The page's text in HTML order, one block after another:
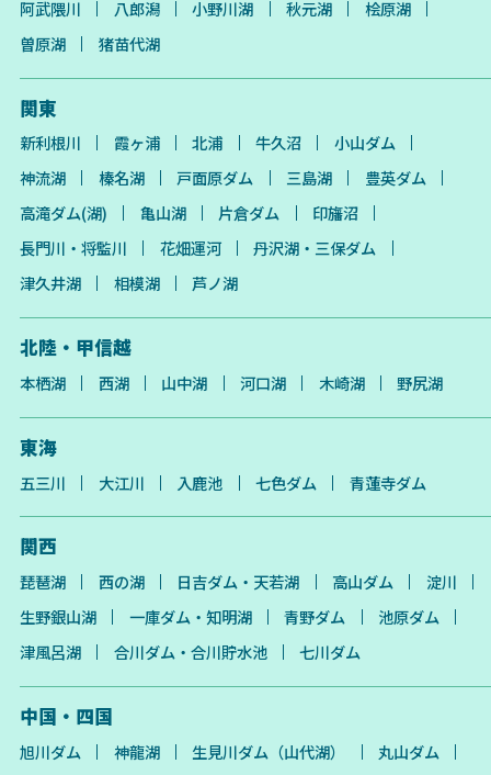
阿武隈川 八郎潟 小野川湖 秋元湖
桧原湖
曽原湖
猪苗代湖
関東
新利根川 霞ヶ浦 北浦 牛久沼
小山ダム
神流湖
榛名湖 戸面原ダム 三島湖
豊英ダム
高滝ダム(湖)
亀山湖 片倉ダム
印旛沼
長門川・将監川
花畑運河
丹沢湖・三保ダム
津久井湖
相模湖 芦ノ湖
北陸・甲信越
本栖湖 西湖 山中湖 河口湖 木崎湖 野尻湖
東海
五三川 大江川 入鹿池 七色ダム 青蓮寺ダム
関西
琵琶湖 西の湖 日吉ダム・天若湖 高山ダム
淀川
生野銀山湖
一庫ダム・知明湖 青野ダム
池原ダム
津風呂湖
合川ダム・合川貯水池 七川ダム
中国・四国
旭川ダム 神龍湖 生見川ダム（山代湖）
丸山ダム